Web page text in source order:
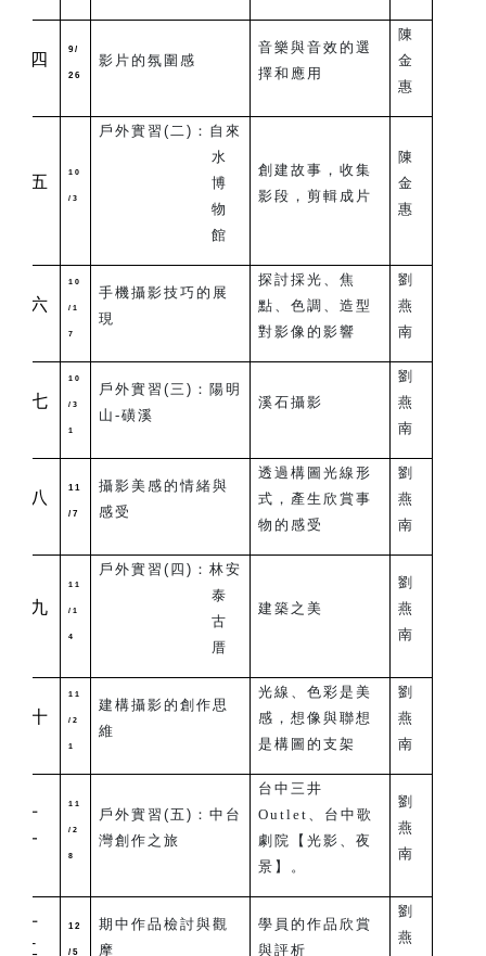
四
9/
26
影片的氛圍感
音樂與音效的選
擇和應用
陳
金
惠
五
10
/3
戶外實習(二)：自來
水
博
物
館
創建故事，收集
影段，剪輯成片
陳
金
惠
六
10
/1
7
手機攝影技巧的展
現
探討採光、焦
點、色調、造型
對影像的影響
劉
燕
南
七
10
/3
1
戶外實習(三)： 陽明
山-磺溪
溪石攝影
劉
燕
南
八
11
/7
攝影美感的情緒與
感受
透過構圖光線形
式，產生欣賞事
物的感受
劉
燕
南
九
11
/1
4
戶外實習(四)： 林安
泰
古
厝
建築之美
劉
燕
南
十
11
/2
1
建構攝影的創作思
維
光線、色彩是美
感，想像與聯想
是構圖的支架
劉
燕
南
十
一
11
/2
8
戶外實習(五)： 中台
灣創作之旅
台中三井
Outlet、台中歌
劇院【光影、夜
景】。
劉
燕
南
十
二
12
/5
期中作品檢討與觀
摩
學員的作品欣賞
與評析
劉
燕